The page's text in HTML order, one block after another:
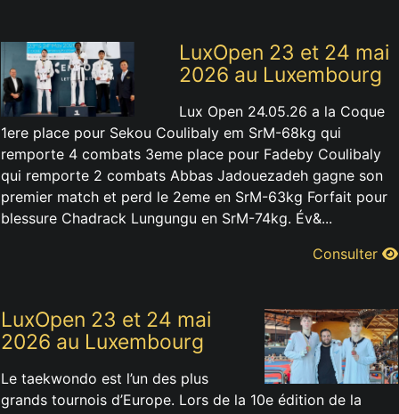
LuxOpen 23 et 24 mai
2026 au Luxembourg
Lux Open 24.05.26 a la Coque
1ere place pour Sekou Coulibaly em SrM-68kg qui
remporte 4 combats 3eme place pour Fadeby Coulibaly
qui remporte 2 combats Abbas Jadouezadeh gagne son
premier match et perd le 2eme en SrM-63kg Forfait pour
blessure Chadrack Lungungu en SrM-74kg. Év&...
Consulter
LuxOpen 23 et 24 mai
2026 au Luxembourg
Le taekwondo est l’un des plus
grands tournois d’Europe. Lors de la 10e édition de la